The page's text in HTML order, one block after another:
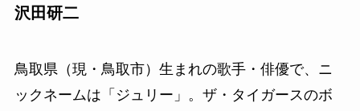
沢田研二
鳥取県（現・鳥取市）生まれの歌手・俳優で、ニ
ックネームは「ジュリー」。ザ・タイガースのボ